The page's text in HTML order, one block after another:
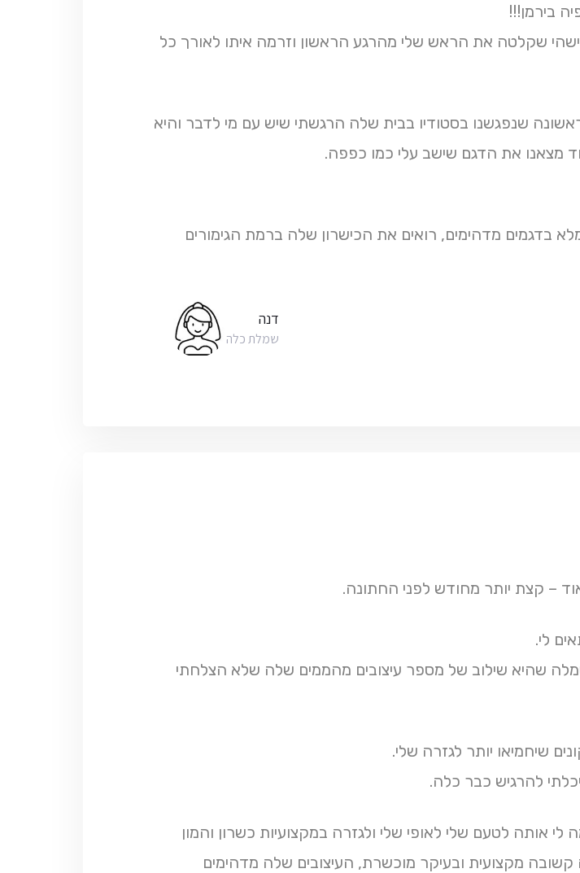
בירמן!!!
שקלטה את הראש שלי מהרגע הראשון וזרמה איתו לאורך כל
שנפגשנו בסטודיו בבית שלה הרגשתי שיש עם מי לדבר והיא
מצאנו את הדגם שישב עלי כמו כפפה.
בדגמים מדהימים, רואים את הכישרון שלה ברמת הגימורים
דנה
שמלת כלה
– קצת יותר מחודש לפני החתונה.
לי.
שהיא שילוב של מספר עיצובים מהממים שלה שלא הצלחתי
שיחמיאו יותר לגזרה שלי.
להרגיש כבר כלה.
אותה לטעם שלי לאופי שלי ולגזרה במקצועיות כשרון והמון
מקצועית ובעיקר מוכשרת, העיצובים שלה מדהימים